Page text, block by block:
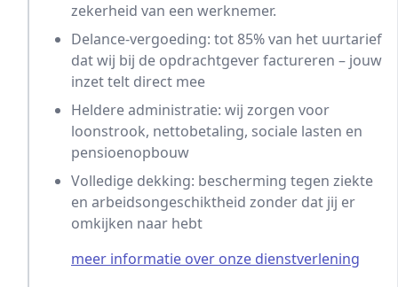
zekerheid van een werknemer.
Delance-vergoeding: tot 85% van het uurtarief
dat wij bij de opdrachtgever factureren – jouw
inzet telt direct mee
Heldere administratie: wij zorgen voor
loonstrook, nettobetaling, sociale lasten en
pensioenopbouw
Volledige dekking: bescherming tegen ziekte
en arbeidsongeschiktheid zonder dat jij er
omkijken naar hebt
meer informatie over onze dienstverlening